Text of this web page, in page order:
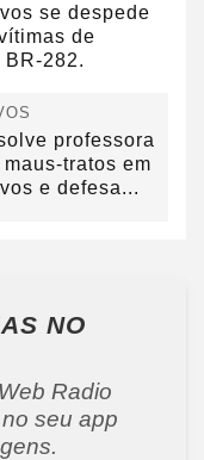
se despede
de
282.
professora
tratos em
e defesa...
NO
Radio
seu app